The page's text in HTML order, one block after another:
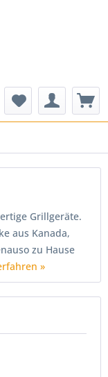
Grillgeräte.
aus Kanada,
zu Hause
»